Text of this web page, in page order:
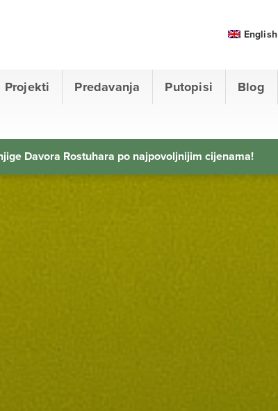
Projekti Predavanja Putopisi Blog
English
Davora Rostuhara po najpovoljnijim cijenama!